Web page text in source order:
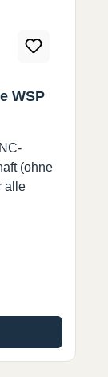
WSP
(ohne
alle